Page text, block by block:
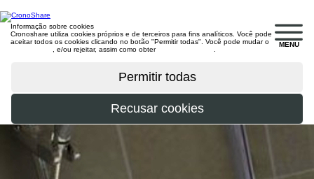
MENU
Informação sobre cookies
Cronoshare utiliza cookies próprios e de terceiros para fins analíticos. Você pode
aceitar todos os cookies clicando no botão "Permitir todas". Você pode mudar o
, e/ou rejeitar, assim como obter